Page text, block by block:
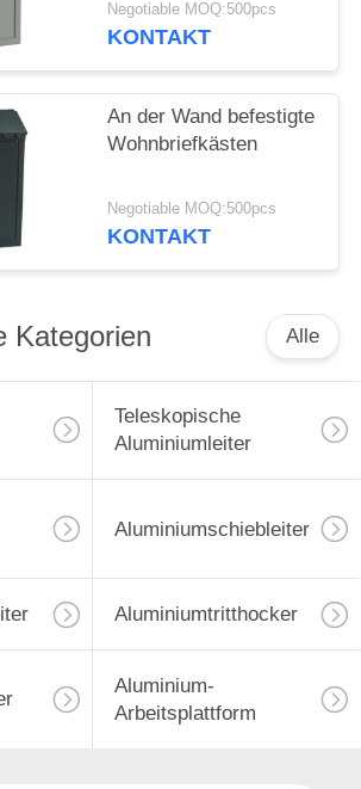
Negotiable MOQ:500pcs
KONTAKT
An der Wand befestigte
Wohnbriefkästen
Negotiable MOQ:500pcs
KONTAKT
Kategorien Alle
Teleskopische
Aluminiumleiter
Aluminiumschiebleiter
Aluminiumtritthocker
Aluminium-
Arbeitsplattform